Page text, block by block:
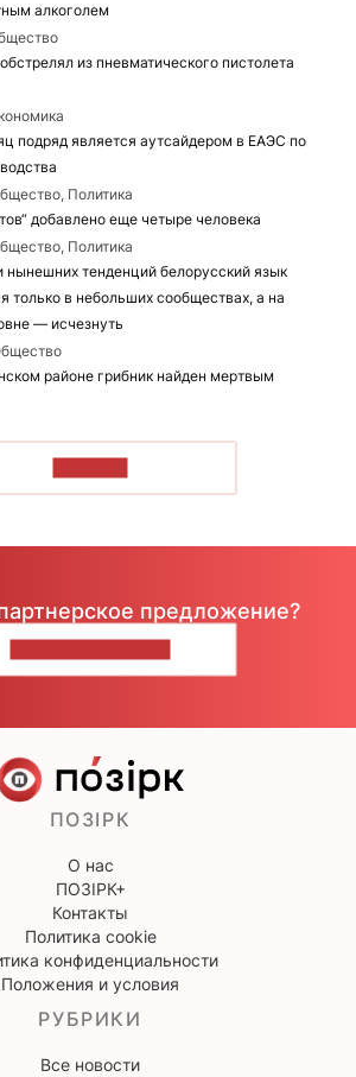
алкоголем
из пневматического пистолета
подряд является аутсайдером в ЕАЭС по
Политика
добавлено еще четыре человека
Политика
тенденций белорусский язык
только в небольших сообществах, а на
— исчезнуть
районе грибник найден мертвым
предложение?
ПОЗІРК
О нас
ПОЗІРК+
Контакты
Политика cookie
конфиденциальности
Положения и условия
РУБРИКИ
Все новости